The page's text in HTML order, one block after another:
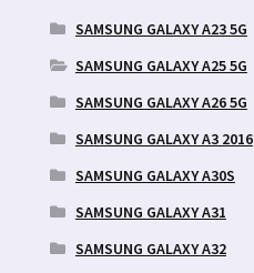
SAMSUNG GALAXY A23 5G
SAMSUNG GALAXY A25 5G
SAMSUNG GALAXY A26 5G
SAMSUNG GALAXY A3 2016
SAMSUNG GALAXY A30S
SAMSUNG GALAXY A31
SAMSUNG GALAXY A32